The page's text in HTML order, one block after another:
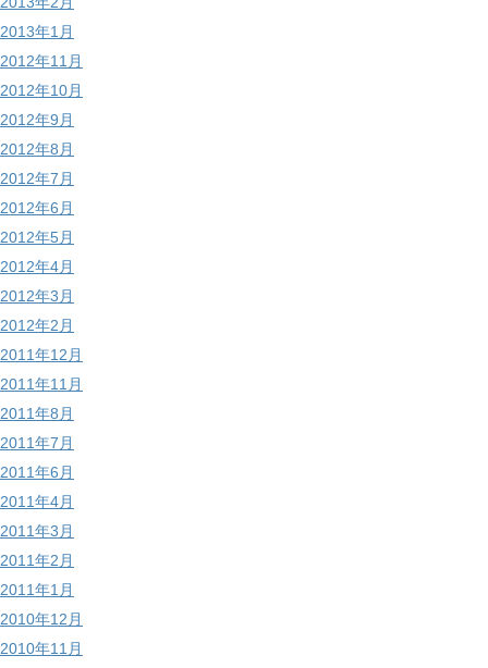
2013年1月
2012年11月
2012年10月
2012年9月
2012年8月
2012年7月
2012年6月
2012年5月
2012年4月
2012年3月
2012年2月
2011年12月
2011年11月
2011年8月
2011年7月
2011年6月
2011年4月
2011年3月
2011年2月
2011年1月
2010年12月
2010年11月